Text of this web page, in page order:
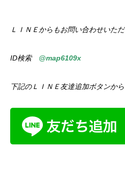
ＬＩＮＥからもお問い合わせいた
ID検索 @map6109x
下記のＬＩＮＥ友達追加ボタンから